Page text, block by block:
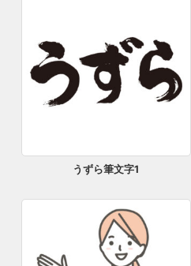
うずら筆文字1